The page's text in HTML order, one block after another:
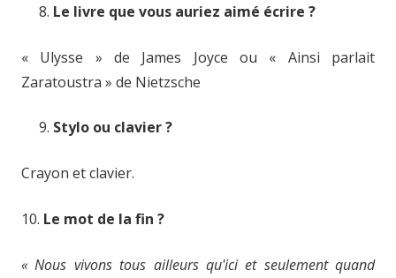
Le livre que vous auriez aimé écrire ?
« Ulysse » de James Joyce ou « Ainsi parlait
Zaratoustra » de Nietzsche
Stylo ou clavier ?
Crayon et clavier.
10. Le mot de la fin ?
« Nous vivons tous ailleurs qu'ici et seulement quand